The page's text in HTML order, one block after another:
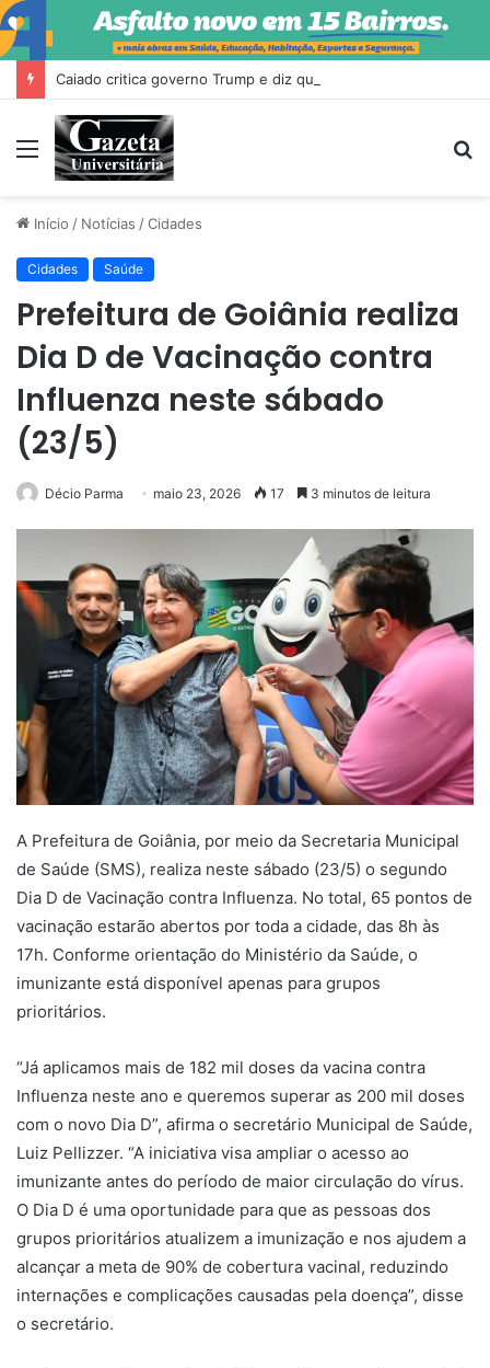
Menu
Início / Notícias /Cidades
Cidades Saúde
Prefeitura de Goiânia realiza
Dia D de Vacinação contra
Influenza neste sábado
(23/5)
Décio Parma maio 23, 2026 17 3 minutos de leitura
A Prefeitura de Goiânia, por meio da Secretaria Municipal
de Saúde (SMS), realiza neste sábado (23/5) o segundo
Dia D de Vacinação contra Influenza. No total, 65 pontos de
vacinação estarão abertos por toda a cidade, das 8h às
17h. Conforme orientação do Ministério da Saúde, o
imunizante está disponível apenas para grupos
prioritários.
“Já aplicamos mais de 182 mil doses da vacina contra
Influenza neste ano e queremos superar as 200 mil doses
com o novo Dia D”, afirma o secretário Municipal de Saúde,
Luiz Pellizzer. “A iniciativa visa ampliar o acesso ao
imunizante antes do período de maior circulação do vírus.
O Dia D é uma oportunidade para que as pessoas dos
grupos prioritários atualizem a imunização e nos ajudem a
alcançar a meta de 90% de cobertura vacinal, reduzindo
internações e complicações causadas pela doença”, disse
o secretário.